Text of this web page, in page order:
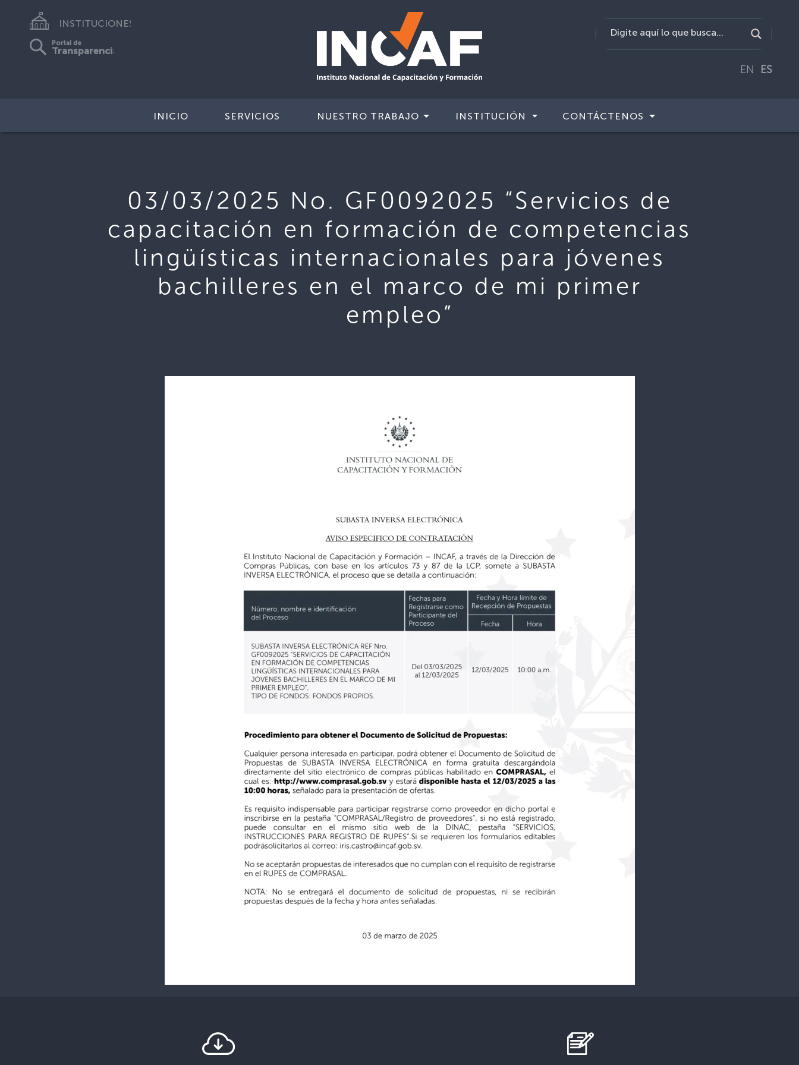
INSTITUCIONES
Portal de
Transparencia
EN ES
INICIO SERVICIOS NUESTRO TRABAJO INSTITUCIÓN CONTÁCTENOS
03/03/2025 No. GF0092025 “Servicios de
capacitación en formación de competencias
lingüísticas internacionales para jóvenes
bachilleres en el marco de mi primer
empleo”